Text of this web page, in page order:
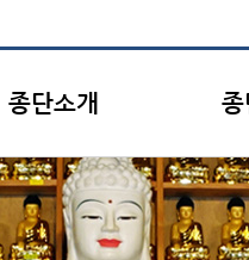
종단소개
성불사 종단소개
종단소개
종
사